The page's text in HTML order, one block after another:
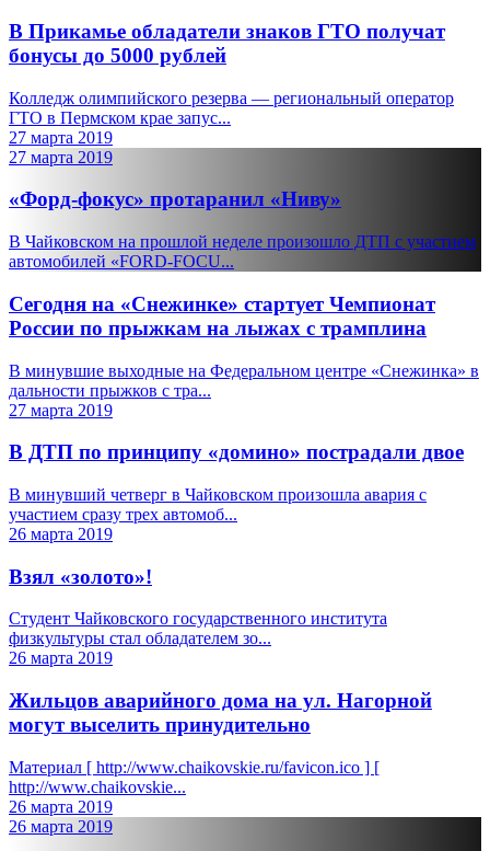
В Прикамье обладатели знаков ГТО получат
бонусы до 5000 рублей
Колледж олимпийского резерва — региональный оператор
ГТО в Пермском крае запус...
27 марта 2019
27 марта 2019
«Форд-фокус» протаранил «Ниву»
В Чайковском на прошлой неделе произошло ДТП с участием
автомобилей «FORD-FOCU...
Сегодня на «Снежинке» стартует Чемпионат
России по прыжкам на лыжах с трамплина
В минувшие выходные на Федеральном центре «Снежинка» в
дальности прыжков с тра...
27 марта 2019
В ДТП по принципу «домино» пострадали двое
В минувший четверг в Чайковском произошла авария с
участием сразу трех автомоб...
26 марта 2019
Взял «золото»!
Студент Чайковского государственного института
физкультуры стал обладателем зо...
26 марта 2019
Жильцов аварийного дома на ул. Нагорной
могут выселить принудительно
Материал [ http://www.chaikovskie.ru/favicon.ico ] [
http://www.chaikovskie...
26 марта 2019
26 марта 2019